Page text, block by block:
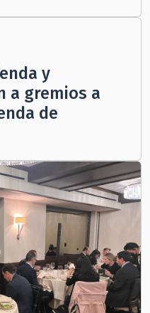
y
a gremios a
de